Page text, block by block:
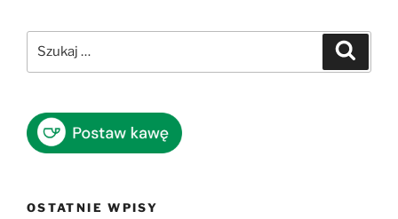
OSTATNIE WPISY